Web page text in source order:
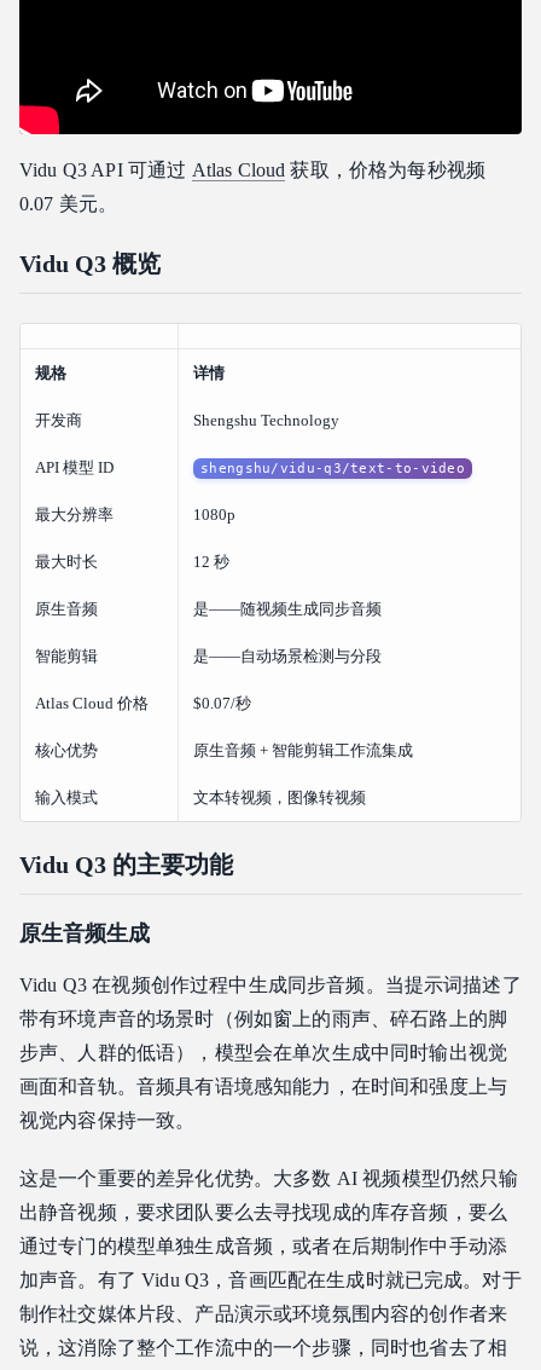
如何选择合适的模型
常见问题解答
什么是智能剪辑 (Smart Cuts)？
Vidu Q3 支持图像转视频吗？
我可以将 Vidu Q3 用于商业项目吗？
总结
相关文章
Vidu Q3 API 可通过 Atlas Cloud 获取，价格为每秒视频
0.07 美元。
Vidu Q3 概览
规格 详情
开发商 Shengshu Technology
API 模型 ID shengshu/vidu-q3/text-to-video
最大分辨率 1080p
最大时长 12 秒
原生音频 是——随视频生成同步音频
智能剪辑 是——自动场景检测与分段
Atlas Cloud 价格 $0.07/秒
核心优势 原生音频 + 智能剪辑工作流集成
输入模式 文本转视频，图像转视频
Vidu Q3 的主要功能
原生音频生成
Vidu Q3 在视频创作过程中生成同步音频。当提示词描述了
带有环境声音的场景时（例如窗上的雨声、碎石路上的脚
步声、人群的低语），模型会在单次生成中同时输出视觉
画面和音轨。音频具有语境感知能力，在时间和强度上与
视觉内容保持一致。
这是一个重要的差异化优势。大多数 AI 视频模型仍然只输
出静音视频，要求团队要么去寻找现成的库存音频，要么
通过专门的模型单独生成音频，或者在后期制作中手动添
加声音。有了 Vidu Q3，音画匹配在生成时就已完成。对于
制作社交媒体片段、产品演示或环境氛围内容的创作者来
说，这消除了整个工作流中的一个步骤，同时也省去了相